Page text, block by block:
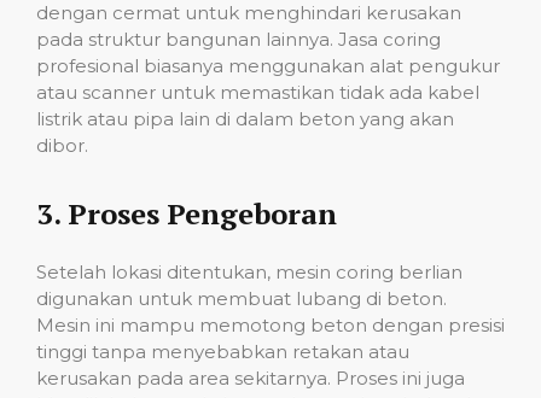
dengan cermat untuk menghindari kerusakan
pada struktur bangunan lainnya. Jasa coring
profesional biasanya menggunakan alat pengukur
atau scanner untuk memastikan tidak ada kabel
listrik atau pipa lain di dalam beton yang akan
dibor.
3. Proses Pengeboran
Setelah lokasi ditentukan, mesin coring berlian
digunakan untuk membuat lubang di beton.
Mesin ini mampu memotong beton dengan presisi
tinggi tanpa menyebabkan retakan atau
kerusakan pada area sekitarnya. Proses ini juga